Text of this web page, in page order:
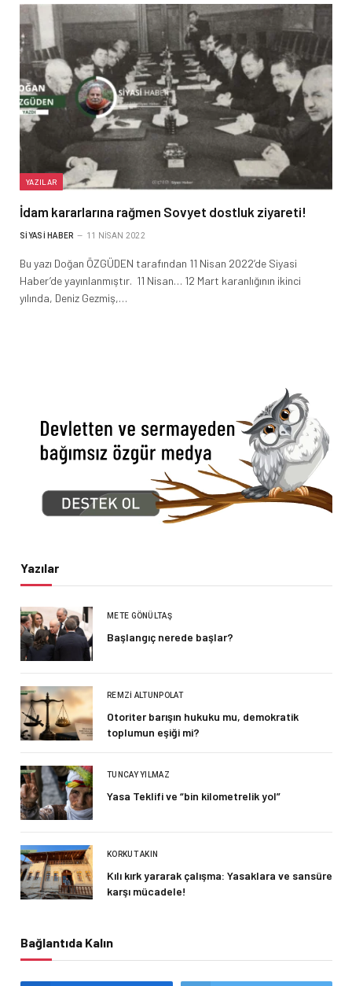
YAZILAR
İdam kararlarına rağmen Sovyet dostluk ziyareti!
SIYASI HABER 11 NISAN 2022
Bu yazı Doğan ÖZGÜDEN tarafından 11 Nisan 2022’de Siyasi
Haber’de yayınlanmıştır. 11 Nisan… 12 Mart karanlığının ikinci
yılında, Deniz Gezmiş,…
Yazılar
METE GÖNÜLTAŞ
Başlangıç nerede başlar?
REMZI ALTUNPOLAT
Otoriter barışın hukuku mu, demokratik
toplumun eşiği mi?
TUNCAY YILMAZ
Yasa Teklifi ve “bin kilometrelik yol”
KORKUT AKIN
Kılı kırk yararak çalışma: Yasaklara ve sansüre
karşı mücadele!
Bağlantıda Kalın